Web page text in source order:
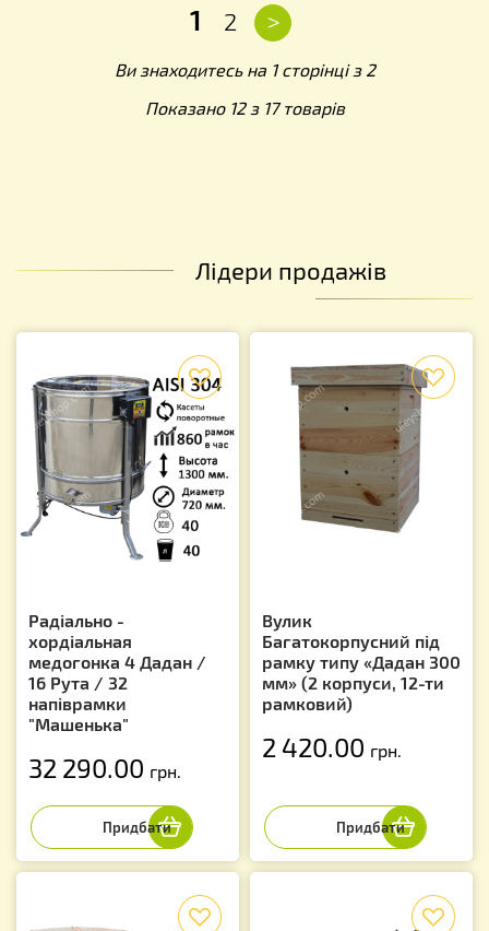
1 2 >
Ви знаходитесь на 1 сторінці з 2
Показано 12 з 17 товарів
Лідери продажів
Радіально -
хордіальная
медогонка 4 Дадан /
16 Рута / 32
напіврамки
"Машенька"
32 290.00 грн.
Вулик
Багатокорпусний під
рамку типу «Дадан 300
мм» (2 корпуси, 12-ти
рамковий)
2 420.00 грн.